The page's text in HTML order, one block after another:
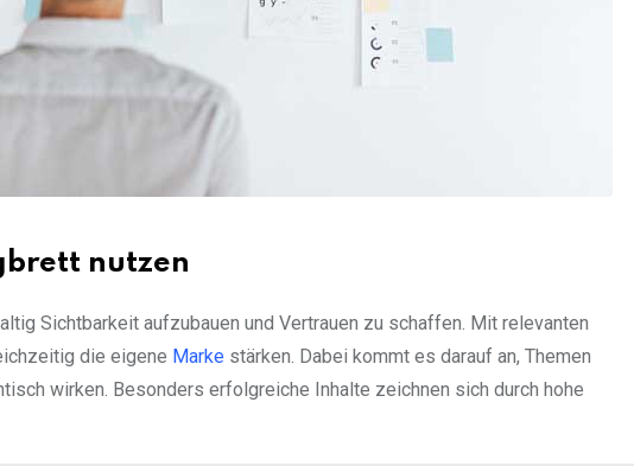
nutzen
Sichtbarkeit aufzubauen und Vertrauen zu schaffen. Mit relevanten
die eigene Marke stärken. Dabei kommt es darauf an, Themen
wirken. Besonders erfolgreiche Inhalte zeichnen sich durch hohe